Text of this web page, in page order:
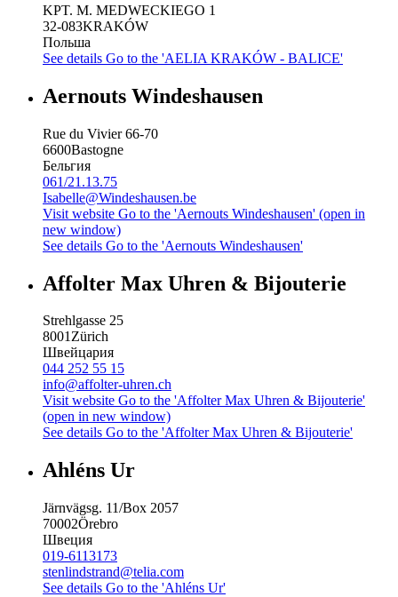
KPT. M. MEDWECKIEGO 1
32-083KRAKÓW
Польша
See details Go to the 'AELIA KRAKÓW - BALICE'
Aernouts Windeshausen
Rue du Vivier 66-70
6600Bastogne
Бельгия
061/21.13.75
Isabelle@Windeshausen.be
Visit website Go to the 'Aernouts Windeshausen' (open in
new window)
See details Go to the 'Aernouts Windeshausen'
Affolter Max Uhren & Bijouterie
Strehlgasse 25
8001Zürich
Швейцария
044 252 55 15
info@affolter-uhren.ch
Visit website Go to the 'Affolter Max Uhren & Bijouterie'
(open in new window)
See details Go to the 'Affolter Max Uhren & Bijouterie'
Ahléns Ur
Järnvägsg. 11/Box 2057
70002Örebro
Швеция
019-6113173
stenlindstrand@telia.com
See details Go to the 'Ahléns Ur'